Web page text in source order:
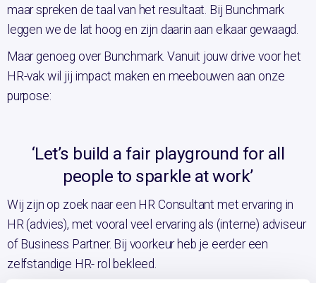
maar spreken de taal van het resultaat. Bij Bunchmark
leggen we de lat hoog en zijn daarin aan elkaar gewaagd.
Maar genoeg over Bunchmark. Vanuit jouw drive voor het
HR-vak wil jij impact maken en meebouwen aan onze
purpose:
‘Let’s build a fair playground for all
people to sparkle at work’
Wij zijn op zoek naar een HR Consultant met ervaring in
HR (advies), met vooral veel ervaring als (interne) adviseur
of Business Partner. Bij voorkeur heb je eerder een
zelfstandige HR- rol bekleed.